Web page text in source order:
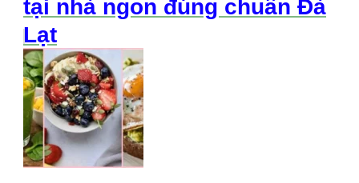
tại nhà ngon đúng chuẩn Đà
Lạt